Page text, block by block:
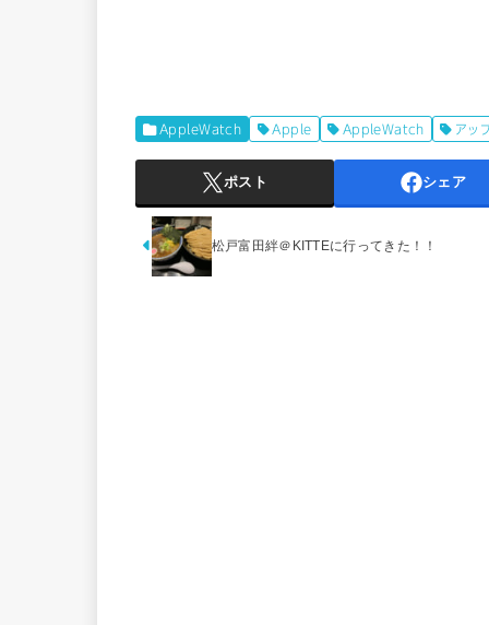
AppleWatch Apple AppleWatch アッ
ポスト シェア
松戸富田絆＠KITTEに行ってきた！！